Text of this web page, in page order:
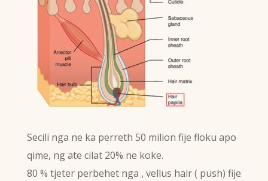
Secili nga ne ka perreth 50 milion fije floku apo
qime, ng ate cilat 20% ne koke.
80 % tjeter perbehet nga , vellus hair ( push) fije